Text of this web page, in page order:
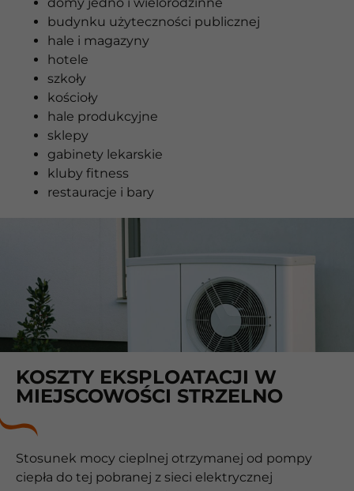
budynku użyteczności publicznej
hale i magazyny
hotele
szkoły
kościoły
hale produkcyjne
sklepy
gabinety lekarskie
kluby fitness
restauracje i bary
KOSZTY EKSPLOATACJI W
MIEJSCOWOŚCI STRZELNO
Stosunek mocy cieplnej otrzymanej od pompy
ciepła do tej pobranej z sieci elektrycznej